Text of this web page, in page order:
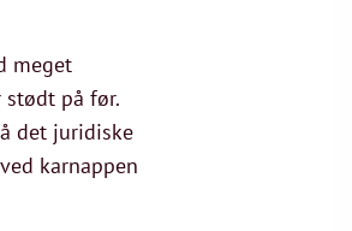
meget
stødt på før.
det juridiske
karnappen